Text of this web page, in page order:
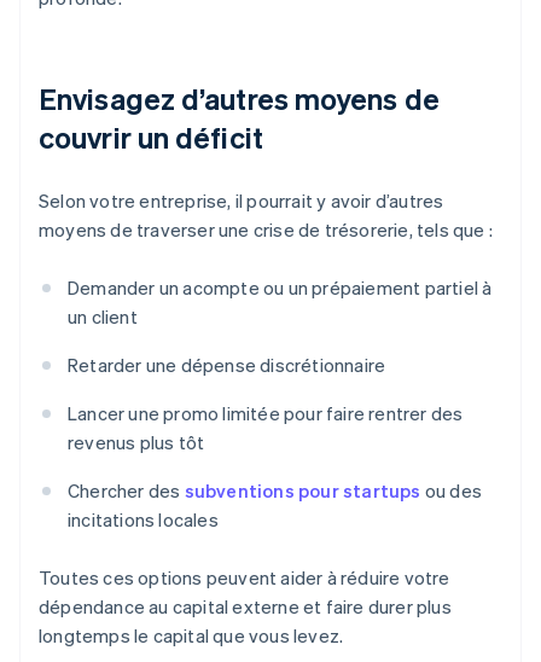
Envisagez d’autres moyens de
couvrir un déficit
Selon votre entreprise, il pourrait y avoir d’autres
moyens de traverser une crise de trésorerie, tels que :
Demander un acompte ou un prépaiement partiel à
un client
Retarder une dépense discrétionnaire
Lancer une promo limitée pour faire rentrer des
revenus plus tôt
Chercher des subventions pour startups ou des
incitations locales
Toutes ces options peuvent aider à réduire votre
dépendance au capital externe et faire durer plus
longtemps le capital que vous levez.